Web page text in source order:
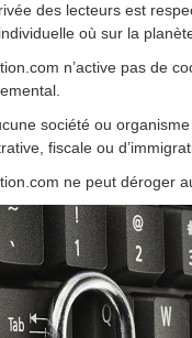
Le visa américain
Héritage pour
des lecteurs est
où sur la
n’active pas de
société ou
fiscale ou
ne peut déroger